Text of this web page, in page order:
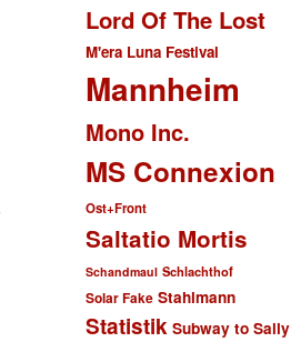
Lord Of The Lost
M'era Luna Festival
Mannheim
Mono Inc.
MS Connexion
Ost+Front
Saltatio Mortis
Schandmaul Schlachthof
Solar Fake Stahlmann
Statistik Subway to Sally